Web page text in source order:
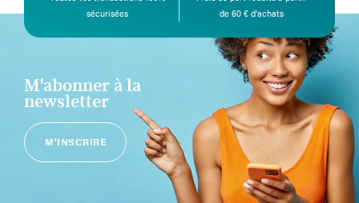
sécurisées
de 60 € d’achats
M'abonner à la
newsletter
M'INSCRIRE